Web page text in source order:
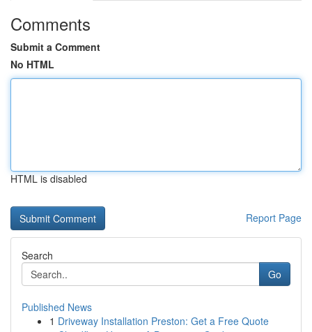
Comments
Submit a Comment
No HTML
HTML is disabled
Report Page
Search
Go
Published News
1 Driveway Installation Preston: Get a Free Quote